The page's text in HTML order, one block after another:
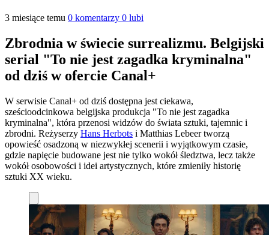
3 miesiące temu 0 komentarzy 0 lubi
Zbrodnia w świecie surrealizmu. Belgijski
serial "To nie jest zagadka kryminalna"
od dziś w ofercie Canal+
W serwisie Canal+ od dziś dostępna jest ciekawa,
sześcioodcinkowa belgijska produkcja "To nie jest zagadka
kryminalna", która przenosi widzów do świata sztuki, tajemnic i
zbrodni. Reżyserzy Hans Herbots i Matthias Lebeer tworzą
opowieść osadzoną w niezwykłej scenerii i wyjątkowym czasie,
gdzie napięcie budowane jest nie tylko wokół śledztwa, lecz także
wokół osobowości i idei artystycznych, które zmieniły historię
sztuki XX wieku.